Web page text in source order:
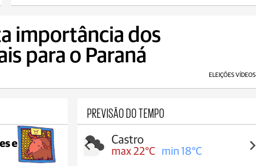
importância dos
para o Paraná
ELEIÇÕES VÍDEOS
e
PREVISÃO DO TEMPO
min 18°C
Carambeí
max 21°C min 18°C